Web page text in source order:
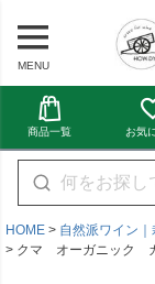
MENU
商品一覧 お気
HOME
自然派ワイン
クマ オーガニック カ